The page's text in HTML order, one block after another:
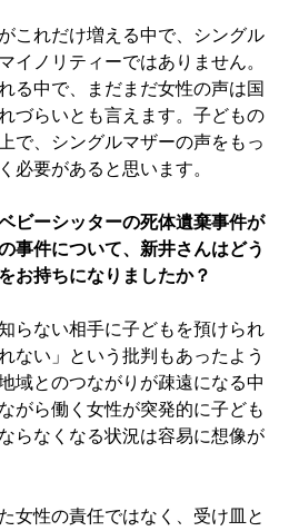
これだけ増える中で、シングル
イノリティーではありません。
る中で、まだまだ女性の声は国
づらいとも言えます。子どもの
で、シングルマザーの声をもっ
必要があると思います。
ーシッターの死体遺棄事件が
事件について、新井さんはどう
お持ちになりましたか？
らない相手に子どもを預けられ
ない」という批判もあったよう
域とのつながりが疎遠になる中
がら働く女性が突発的に子ども
らなくなる状況は容易に想像が
女性の責任ではなく、受け皿と